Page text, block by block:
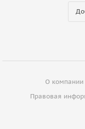
О компании
Правовая